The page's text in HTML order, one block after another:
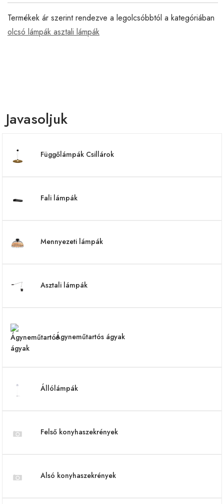
Termékek ár szerint rendezve a legolcsóbbtól a kategóriában
olcsó lámpák asztali lámpák
Javasoljuk
Függőlámpák Csillárok
Fali lámpák
Mennyezeti lámpák
Asztali lámpák
Ágyneműtartós ágyak
Állólámpák
Felső konyhaszekrények
Alsó konyhaszekrények